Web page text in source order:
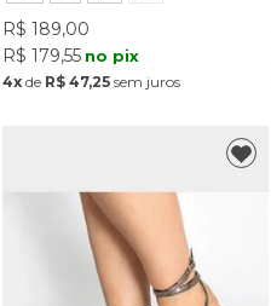
R$ 189,00
R$ 179,55 no pix
4xde R$ 47,25sem juros